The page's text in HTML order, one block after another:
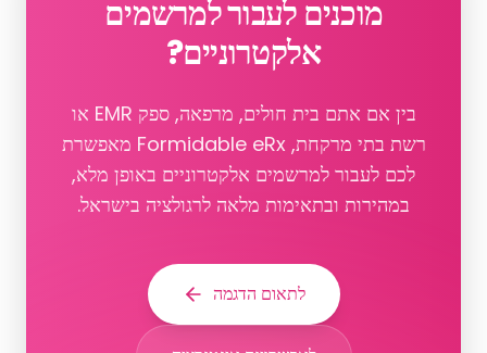
מוכנים לעבור למרשמים
אלקטרוניים?
בין אם אתם בית חולים, מרפאה, ספק EMR או
רשת בתי מרקחת, Formidable eRx מאפשרת
לכם לעבור למרשמים אלקטרוניים באופן מלא,
במהירות ובתאימות מלאה לרגולציה בישראל.
לתאום הדגמה